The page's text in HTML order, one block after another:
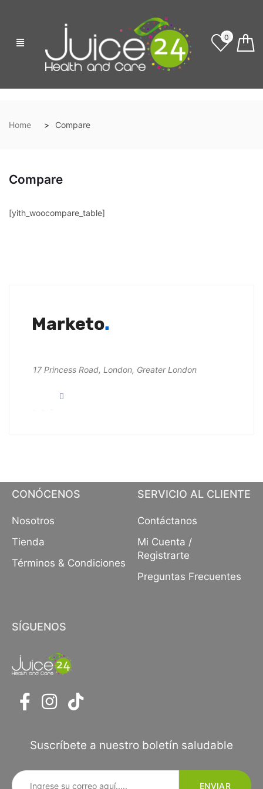
0
Home Compare
Compare
[yith_woocompare_table]
17 Princess Road, London, Greater London
CONÓCENOS
Nosotros
Tienda
Términos & Condiciones
SERVICIO AL CLIENTE
Contáctanos
Mi Cuenta /
Registrarte
Preguntas Frecuentes
SÍGUENOS
Suscríbete a nuestro boletín saludable